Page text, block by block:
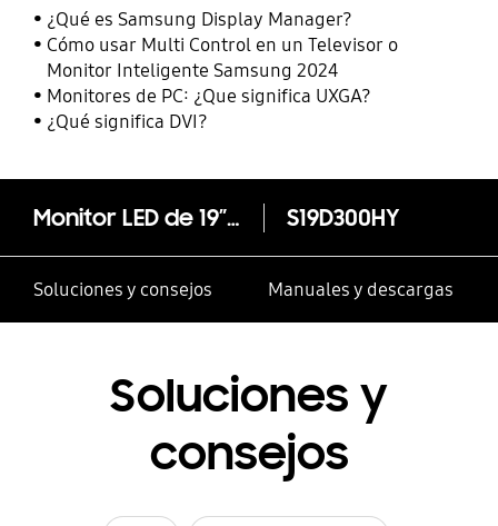
¿Qué es Samsung Display Manager?
Cómo usar Multi Control en un Televisor o
Monitor Inteligente Samsung 2024
Monitores de PC: ¿Que significa UXGA?
¿Qué significa DVI?
Monitor LED de 19” con calidad de imagen nítida S19D300HY
Soluciones y consejos Manuales y descargas
Soluciones y
consejos